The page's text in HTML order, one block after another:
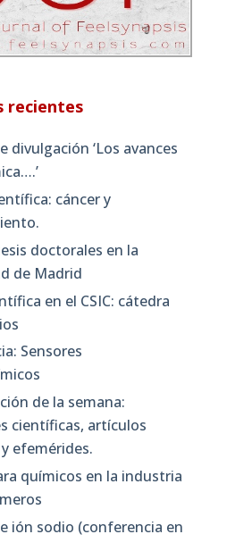
recientes
divulgación ‘Los avances
cáncer y
doctorales en la
de Madrid
en el CSIC: cátedra
Sensores
de la semana:
científicas, artículos
efemérides.
químicos en la industria
ión sodio (conferencia en